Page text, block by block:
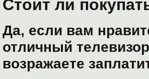
Стоит ли
Да, если вам
отличный
возражаете